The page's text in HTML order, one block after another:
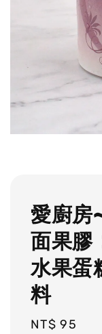
愛廚房
面果
水果蛋
料
Regular
NT$ 95